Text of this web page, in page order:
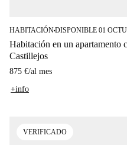
HABITACIÓN■DISPONIBLE 01
Habitación en un apartamento
Castillejos
875 €/al mes
+info
VERIFICADO